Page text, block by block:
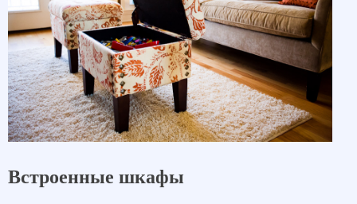
Встроенные шкафы